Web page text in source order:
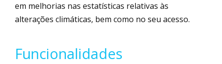
em melhorias nas estatísticas relativas às
alterações climáticas, bem como no seu acesso.
Funcionalidades